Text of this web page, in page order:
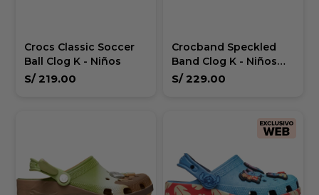
Crocs Classic Soccer
Ball Clog K - Niños
S/ 219.00
Crocband Speckled
Band Clog K - Niños
mas de 5 años
S/ 229.00